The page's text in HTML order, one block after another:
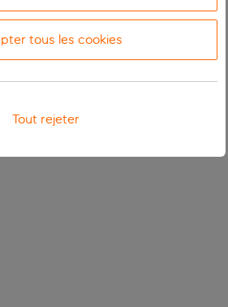
tous les cookies
Tout rejeter